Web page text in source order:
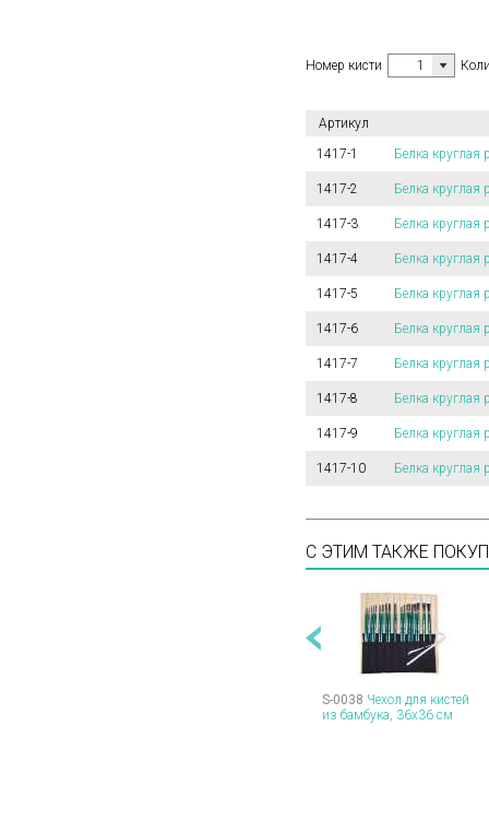
Номер кисти 1
Артикул
1417-1
Белка круглая
1417-2 Белка круглая
1417-3 Белка круглая
1417-4 Белка круглая
1417-5 Белка круглая
1417-6 Белка круглая
1417-7 Белка круглая
1417-8 Белка круглая
1417-9 Белка круглая
1417-10 Белка
С ЭТИМ ТАКЖЕ
S-0038 Чехол для кистей
из бамбука, 36х36 см